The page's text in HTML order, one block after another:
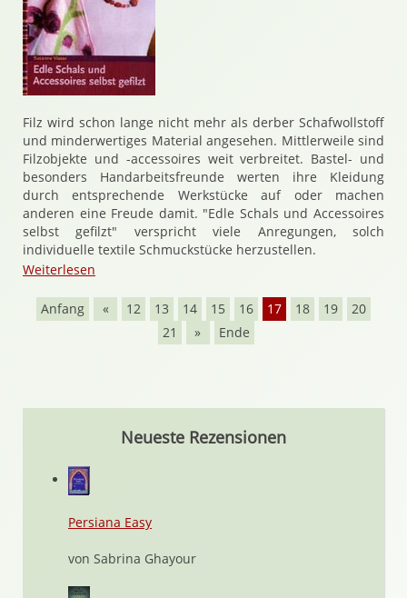
Filz wird schon lange nicht mehr als derber Schafwollstoff
und minderwertiges Material angesehen. Mittlerweile sind
Filzobjekte und -accessoires weit verbreitet. Bastel- und
besonders Handarbeitsfreunde werten ihre Kleidung
durch entsprechende Werkstücke auf oder machen
anderen eine Freude damit. "Edle Schals und Accessoires
selbst gefilzt" verspricht viele Anregungen, solch
individuelle textile Schmuckstücke herzustellen.
Weiterlesen
Anfang « 12 13 14 15 16 17 18 19
20
21
» Ende
Neueste Rezensionen
Persiana Easy
von Sabrina Ghayour